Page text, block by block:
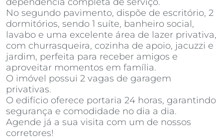
No segundo pavimento, dispõe de escritório, 2
dormitórios, sendo 1 suíte, banheiro social,
lavabo e uma excelente área de lazer privativa,
com churrasqueira, cozinha de apoio, jacuzzi e
jardim, perfeita para receber amigos e
aproveitar momentos em família.
O imóvel possui 2 vagas de garagem
privativas.
O edifício oferece portaria 24 horas, garantindo
segurança e comodidade no dia a dia.
Agende já a sua visita com um de nossos
corretores!